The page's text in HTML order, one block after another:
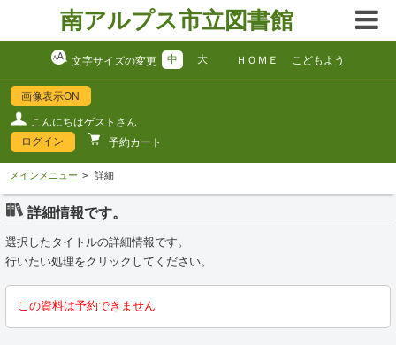
南アルプス市立図書館
文字サイズの変更 中 大 ＨＯＭＥ こどもよう
画像表示ON
こんにちはゲストさん
ログイン
予約カート
メインメニュー 詳細
詳細情報です。
選択したタイトルの詳細情報です。
行いたい処理をクリックしてください。
この資料は予約できません